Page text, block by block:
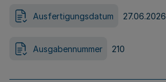
Ausfertigungsdatum 27.06.2026
Ausgabennummer 210